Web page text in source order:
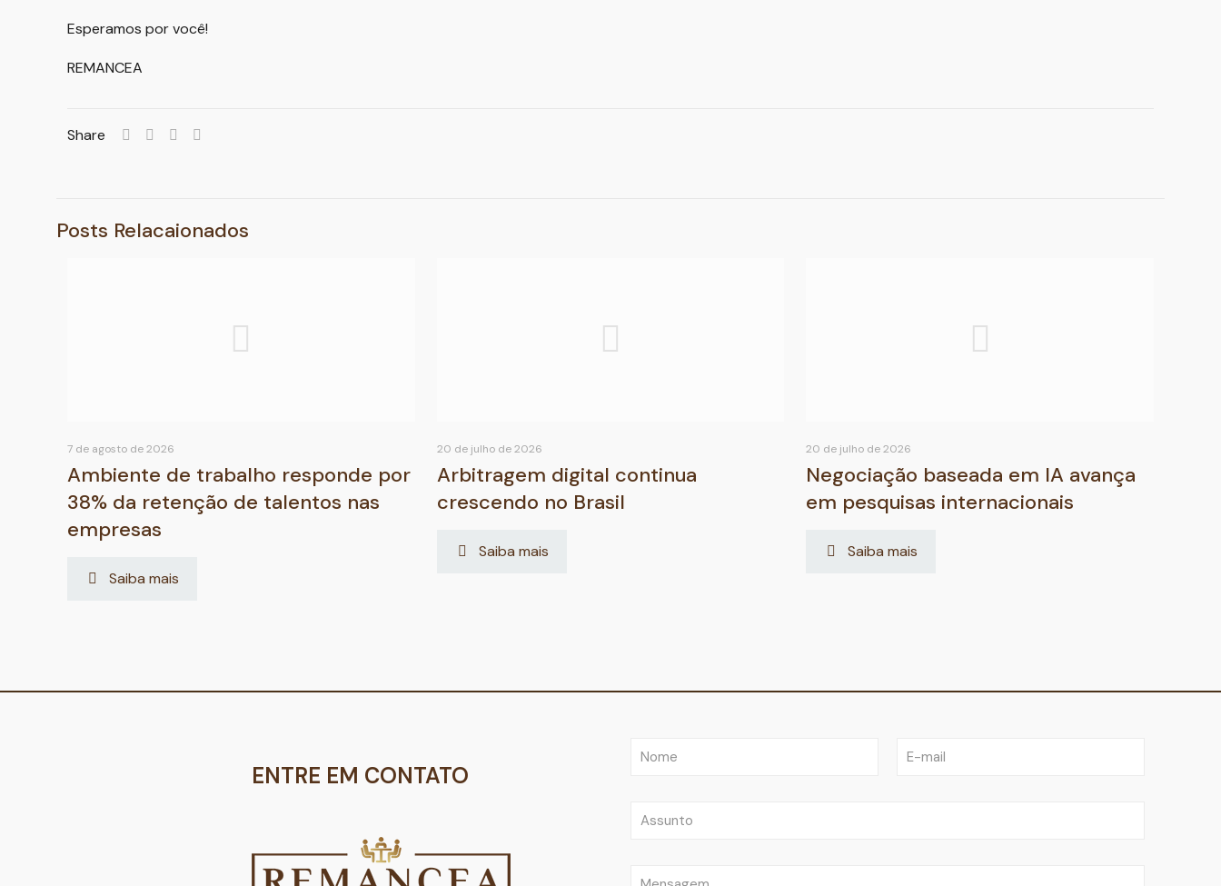
Esperamos por você!
REMANCEA
Share
Posts Relacaionados
7 de agosto de 2026
Ambiente de trabalho responde por
38% da retenção de talentos nas
empresas
Saiba mais
20 de julho de 2026
Arbitragem digital continua
crescendo no Brasil
Saiba mais
20 de julho de 2026
Negociação baseada em IA avança
em pesquisas internacionais
Saiba mais
ENTRE EM CONTATO